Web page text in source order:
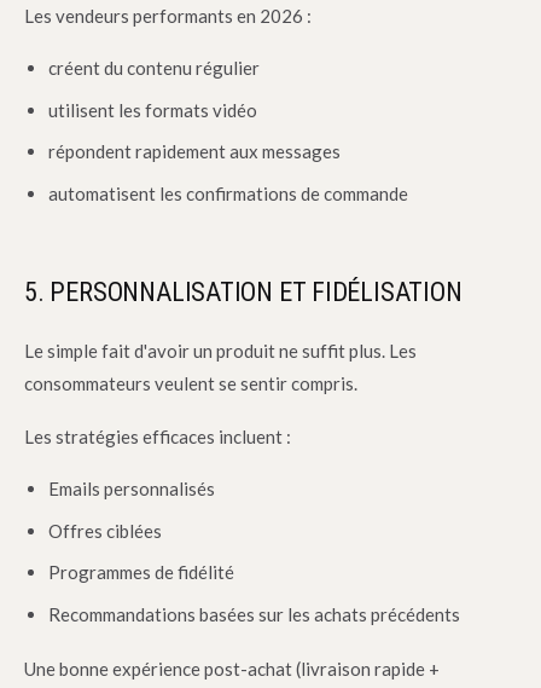
Les vendeurs performants en 2026 :
créent du contenu régulier
utilisent les formats vidéo
répondent rapidement aux messages
automatisent les confirmations de commande
5. PERSONNALISATION ET FIDÉLISATION
Le simple fait d'avoir un produit ne suffit plus. Les
consommateurs veulent se sentir compris.
Les stratégies efficaces incluent :
Emails personnalisés
Offres ciblées
Programmes de fidélité
Recommandations basées sur les achats précédents
Une bonne expérience post-achat (livraison rapide +